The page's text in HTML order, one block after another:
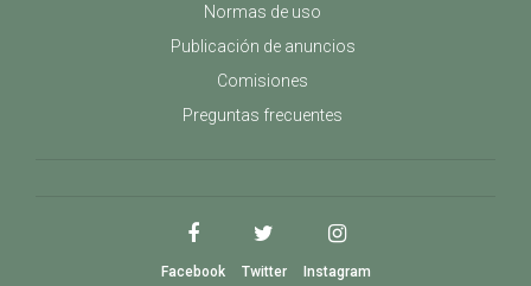
Normas de uso
Publicación de anuncios
Comisiones
Preguntas frecuentes
Facebook Twitter Instagram